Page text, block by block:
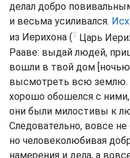
делал добро
и весьма усиливался.
из Иерихона (3 Царь
Рааве: выдай людей,
вошли в твой дом
высмотреть всю землю.
хорошо обошелся с ними,
они были милостивы к
Следовательно, вовсе
но человеколюбивая
намерения и дела, а